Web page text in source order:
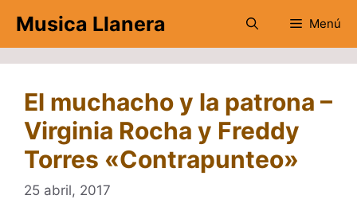
contenido
Musica Llanera Menú
El muchacho y la patrona –
Virginia Rocha y Freddy
Torres «Contrapunteo»
25 abril, 2017